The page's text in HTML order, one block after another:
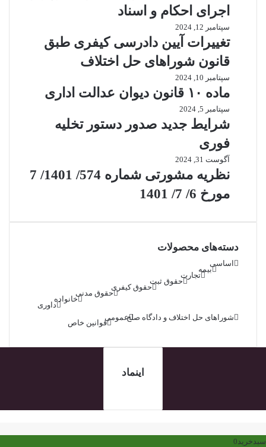
اجرای احکام و اسناد
سپتامبر 12, 2024
تغییرات آیین دادرسی کیفری طبق
قانون شوراهای حل اختلاف
سپتامبر 10, 2024
ماده ۱۰ قانون دیوان عدالت اداری
سپتامبر 5, 2024
شرایط جدید صدور دستور تخلیه
فوری
آگوست 31, 2024
نظریه مشورتی شماره 574/ 1401/ 7
مورخ 6/ 7/ 1401
دسته‌های محصولات
اساسی
بیمه
تجارت
حقوق ثبت
حقوق کیفری
حقوق مدنی
خانواده
داوری
شوراهای حل اختلاف و دادگاه صلحعمومی
قوانین خاص
اینماد
به
سبدخرید0